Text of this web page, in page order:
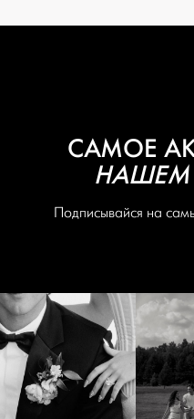
САМОЕ
НАШЕМ
Подписывайся на